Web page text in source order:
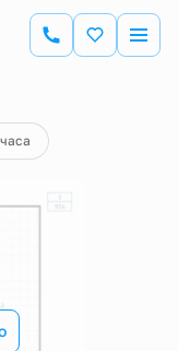
Цена по запросу